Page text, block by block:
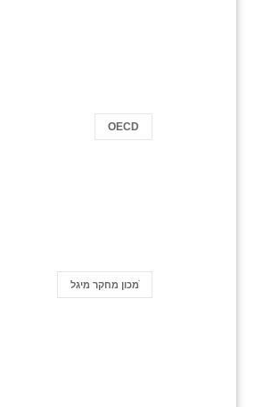
OECD
ֿמכון מחקר מיגל